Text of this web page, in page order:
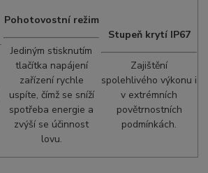
Pohotovostní režim
Jediným stisknutím
tlačítka napájení
zařízení rychle
uspíte, čímž se sníží
spotřeba energie a
zvýší se účinnost
lovu.
Stupeň krytí IP67
Zajištění
spolehlivého výkonu i
v extrémních
povětrnostních
podmínkách.